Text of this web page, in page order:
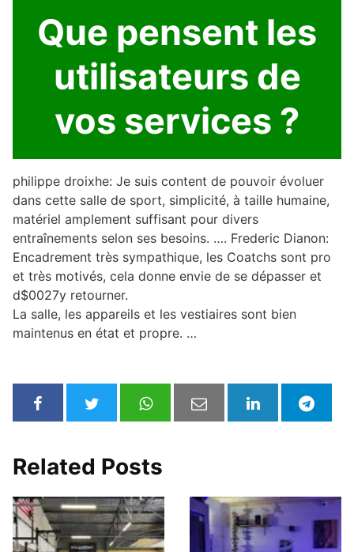
Que pensent les
utilisateurs de
vos services ?
philippe droixhe: Je suis content de pouvoir évoluer
dans cette salle de sport, simplicité, à taille humaine,
matériel amplement suffisant pour divers
entraînements selon ses besoins. …. Frederic Dianon:
Encadrement très sympathique, les Coatchs sont pro
et très motivés, cela donne envie de se dépasser et
d$0027y retourner.
La salle, les appareils et les vestiaires sont bien
maintenus en état et propre. …
Related Posts